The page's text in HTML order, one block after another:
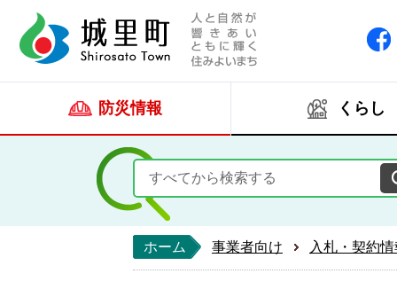
防災情報 くらし
ホーム 事業者向け 入札・契約